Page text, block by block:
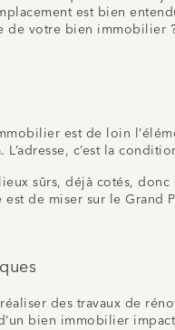
est bien
de votre bien immobilier ?
est de loin
c’est la
sûrs, déjà cotés,
est de miser sur le
des travaux de
bien immobilier